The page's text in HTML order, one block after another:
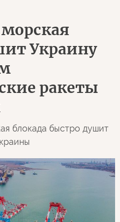
Украину
ракеты
блокада быстро душит